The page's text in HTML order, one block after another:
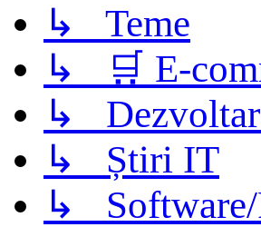
↳ Teme
↳ 🛒 E-
↳
↳ Știri IT
↳ Software/